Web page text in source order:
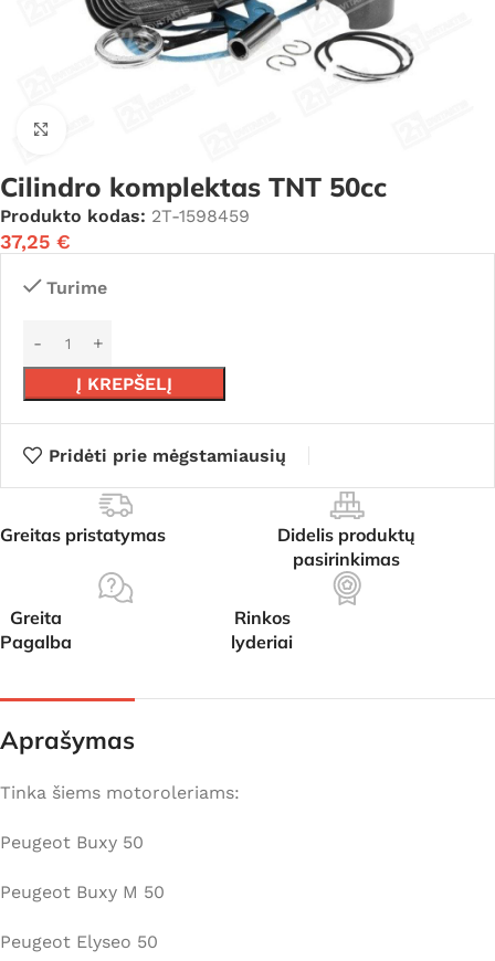
Cilindro komplektas TNT 50cc
Produkto kodas: 2T-1598459
37,25 €
Turime
Į KREPŠELĮ
Pridėti prie mėgstamiausių
Greitas pristatymas
Didelis produktų
pasirinkimas
Greita
Pagalba
Rinkos
lyderiai
Aprašymas
Tinka šiems motoroleriams:
Peugeot Buxy 50
Peugeot Buxy M 50
Peugeot Elyseo 50